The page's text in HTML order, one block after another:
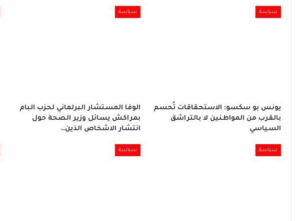
سياسة
يونس بو سكسو: الاستحقاقات تُحسم
بالقرب من المواطنين لا بالتراشق
السياسي
سياسة
الوفا المستشار البرلماني لحزب البام
بمراكش يسائل وزير الصحة حول
انتشار الاشخاص الذين…
سياسة سياسة